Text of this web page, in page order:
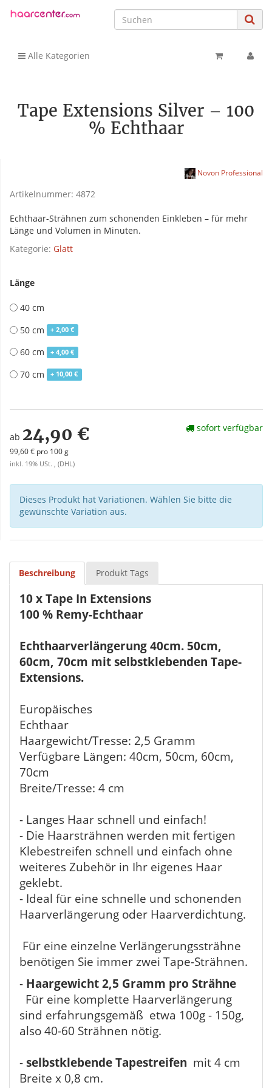
Alle Kategorien
Tape Extensions Silver – 100
% Echthaar
Novon Professional
Artikelnummer: 4872
Echthaar-Strähnen zum schonenden Einkleben – für mehr
Länge und Volumen in Minuten.
Kategorie: Glatt
Länge
40 cm
50 cm
+ 2,00 €
60 cm + 4,00 €
70 cm + 10,00 €
ab 24,90 €
99,60 € pro 100 g
inkl. 19% USt. , (DHL)
sofort verfügbar
Dieses Produkt hat Variationen. Wählen Sie bitte die
gewünschte Variation aus.
Beschreibung Produkt Tags
10 x Tape In Extensions
100 % Remy-Echthaar
Echthaarverlängerung 40cm. 50cm,
60cm, 70cm mit selbstklebenden Tape-
Extensions.
Europäisches
Echthaar
Haargewicht/Tresse: 2,5 Gramm
Verfügbare Längen: 40cm, 50cm, 60cm,
70cm
Breite/Tresse: 4 cm
- Langes Haar schnell und einfach!
- Die Haarsträhnen werden mit fertigen
Klebestreifen schnell und einfach ohne
weiteres Zubehör in Ihr eigenes Haar
geklebt.
- Ideal für eine schnelle und schonenden
Haarverlängerung oder Haarverdichtung.
Für eine einzelne Verlängerungssträhne
benötigen Sie immer zwei Tape-Strähnen.
- Haargewicht 2,5 Gramm pro Strähne
Für eine komplette Haarverlängerung
sind erfahrungsgemäß etwa 100g - 150g,
also 40-60 Strähnen nötig.
- selbstklebende Tapestreifen mit 4 cm
Breite x 0,8 cm.